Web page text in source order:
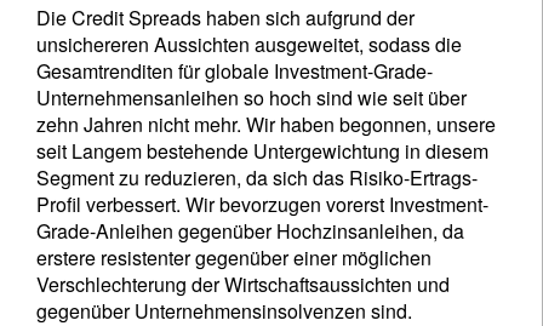
Die Credit Spreads haben sich aufgrund der
unsichereren Aussichten ausgeweitet, sodass die
Gesamtrenditen für globale Investment-Grade-
Unternehmensanleihen so hoch sind wie seit über
zehn Jahren nicht mehr. Wir haben begonnen, unsere
seit Langem bestehende Untergewichtung in diesem
Segment zu reduzieren, da sich das Risiko-Ertrags-
Profil verbessert. Wir bevorzugen vorerst Investment-
Grade-Anleihen gegenüber Hochzinsanleihen, da
erstere resistenter gegenüber einer möglichen
Verschlechterung der Wirtschaftsaussichten und
gegenüber Unternehmensinsolvenzen sind.